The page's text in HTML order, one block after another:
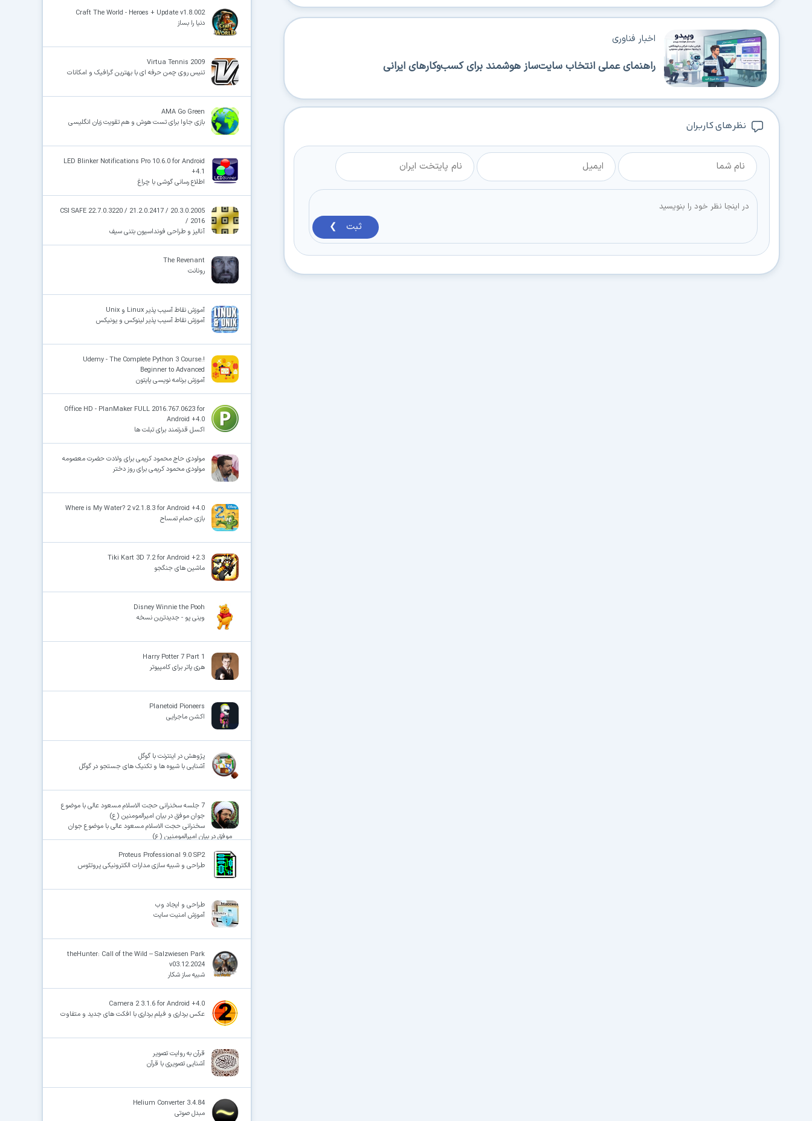
راهنمای عملی انتخاب سایت‌ساز هوشمند برای کسب‌وکارهای ایرانی
اخبار فناوری
نظر های کاربران
ثبت ❯
Craft The World - Heroes + Update v1.8.002
دنیا را بساز
Virtua Tennis 2009
تنیس روی چمن حرفه ای با بهترین گرافیک و امکانات
AMA Go Green
بازی جاوا برای تست هوش و هم تقویت زبان انگلیسی
LED Blinker Notifications Pro 10.6.0 for Android
+4.1
اطلاع رسانی گوشی با چراغ
CSI SAFE 22.7.0.3220 / 21.2.0.2417 / 20.3.0.2005
/ 2016
آنالیز و طراحی فونداسیون بتنی سیف
The Revenant
رونانت
آموزش نقاط آسیب پذیر Linux و Unix
آموزش نقاط آسیب پذیر لینوکس و یونیکس
!Udemy - The Complete Python 3 Course:
Beginner to Advanced
آموزش برنامه نویسی پایتون
Office HD - PlanMaker FULL 2016.767.0623 for
Android +4.0
اکسل قدرتمند برای تبلت ها
مولودی حاج محمود کریمی برای ولادت حضرت معصومه
مولودی محمود کریمی برای روز دختر
Where is My Water? 2 v2.1.8.3 for Android +4.0
بازی حمام تمساح
Tiki Kart 3D 7.2 for Android +2.3
ماشین های جنگجو
Disney Winnie the Pooh
وینی پو - جدیدترین نسخه
Harry Potter 7 Part 1
هری پاتر برای کامپیوتر
Planetoid Pioneers
اکشن ماجرایی
پژوهش در اینترنت با گوگل
آشنایی با شیوه ها و تکنیک های جستجو در گوگل
7 جلسه سخنرانی حجت الاسلام مسعود عالی با موضوع
جوان موفق در بیان امیرالمومنین (ع)
سخنرانی حجت الاسلام مسعود عالی با موضوع جوان
موفق در بیان امیرالمومنین (ع)
Proteus Professional 9.0 SP2
طراحی و شبیه سازی مدارات الکترونیکی پروتئوس
طراحی و ایجاد وب
آموزش امنیت سایت
theHunter: Call of the Wild – Salzwiesen Park
v03.12.2024
شبیه ساز شکار
Camera 2 3.1.6 for Android +4.0
عکس برداری و فیلم برداری با افکت های جدید و متفاوت
قرآن به روایت تصویر
آشنایی تصویری با قرآن
Helium Converter 3.4.84
مبدل صوتی